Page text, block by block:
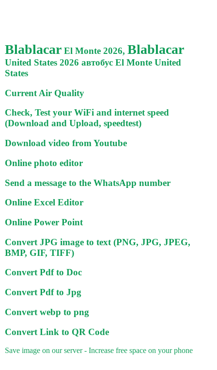
Blablacar El Monte 2026, Blablacar
United States 2026 автобус El Monte United
States
Current Air Quality
Check, Test your WiFi and internet speed
(Download and Upload, speedtest)
Download video from Youtube
Online photo editor
Send a message to the WhatsApp number
Online Excel Editor
Online Power Point
Convert JPG image to text (PNG, JPG, JPEG,
BMP, GIF, TIFF)
Convert Pdf to Doc
Convert Pdf to Jpg
Convert webp to png
Convert Link to QR Code
Save image on our server - Increase free space on your phone